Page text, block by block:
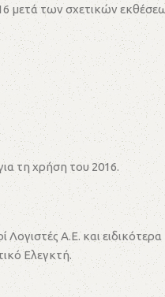
μετά των σχετικών
τη χρήση του 2016.
Λογιστές Α.Ε. και
Ελεγκτή.